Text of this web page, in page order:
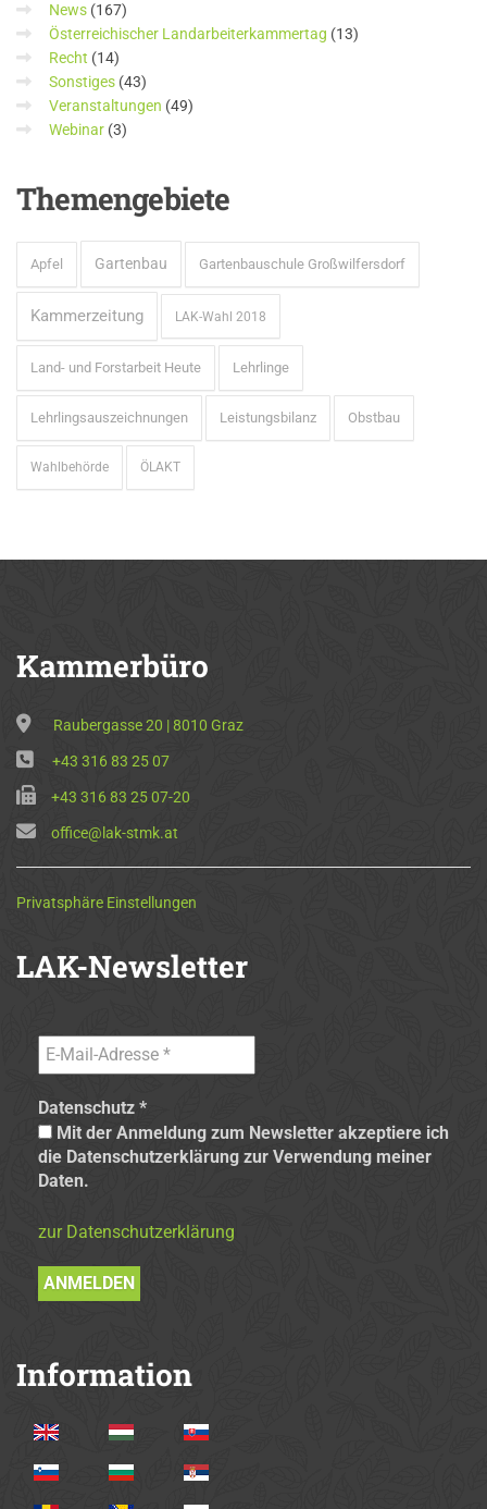
News (167)
Österreichischer Landarbeiterkammertag (13)
Recht (14)
Sonstiges (43)
Veranstaltungen (49)
Webinar (3)
Themengebiete
Apfel Gartenbau Gartenbauschule Großwilfersdorf
Kammerzeitung LAK-Wahl 2018
Land- und Forstarbeit Heute Lehrlinge
Lehrlingsauszeichnungen Leistungsbilanz Obstbau
Wahlbehörde ÖLAKT
Kammerbüro
Raubergasse 20 | 8010 Graz
+43 316 83 25 07
+43 316 83 25 07-20
office@lak-stmk.at
Privatsphäre Einstellungen
LAK-Newsletter
Datenschutz *
Mit der Anmeldung zum Newsletter akzeptiere ich
die Datenschutzerklärung zur Verwendung meiner
Daten.
zur Datenschutzerklärung
Information